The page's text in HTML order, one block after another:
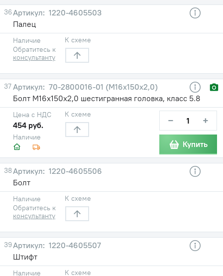
36
1220-4605503
Палец
Наличие
Обратитесь к
консультанту
К схеме
37
70-2800016-01 (М16х150х2,0)
Болт М16х150х2,0 шестигранная головка, класс 5.8
Наличие
Цена с НДС
454 руб.
К схеме − +
Купить
38
1220-4605506
Болт
Наличие
Обратитесь к
консультанту
К схеме
39
1220-4605507
Штифт
Наличие
К схеме